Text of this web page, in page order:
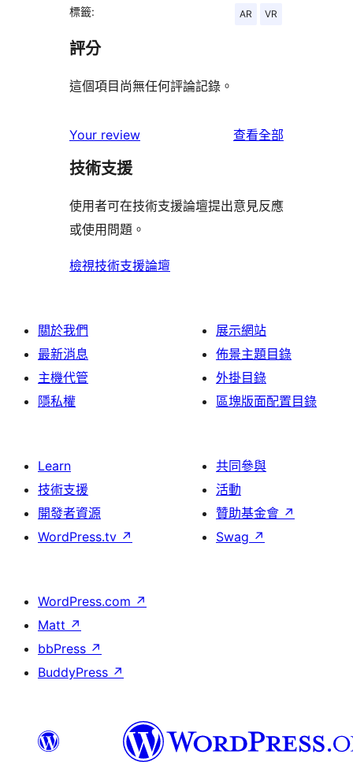
標籤: AR VR
評分
這個項目尚無任何評論記錄。
Your review 查看全部
評
技術支援
使用者可在技術支援論壇提出意見反應
或使用問題。
檢視技術支援論壇
關於我們
最新消息
主機代管
隱私權
展示網站
佈景主題目錄
外掛目錄
區塊版面配置目錄
Learn
技術支援
開發者資源
WordPress.tv ↗
共同參與
活動
贊助基金會 ↗
Swag ↗
WordPress.com ↗
Matt ↗
bbPress ↗
BuddyPress ↗